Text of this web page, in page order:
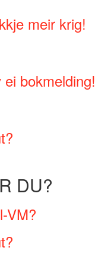
meir krig!
bokmelding!
DU?
VM?